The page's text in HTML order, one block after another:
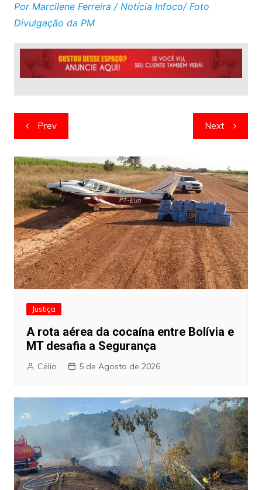
Por Marcilene Ferreira / Notícia Infoco/ Foto
Divulgação da PM
Navegação
de
artigos
Prev Next
Justiça
A rota aérea da cocaína entre Bolívia e
MT desafia a Segurança
Célio 5 de Agosto de 2026